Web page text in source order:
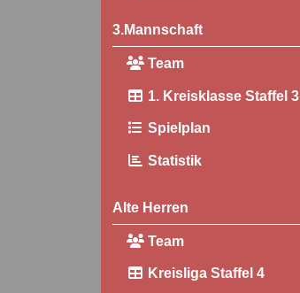
3.Mannschaft
Team
1. Kreisklasse Staffel 3
Spielplan
Statistik
Alte Herren
Team
Kreisliga Staffel 4